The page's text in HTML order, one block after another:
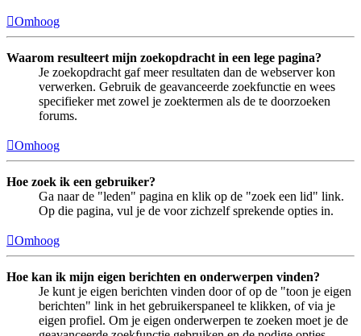
Omhoog
Waarom resulteert mijn zoekopdracht in een lege pagina?
Je zoekopdracht gaf meer resultaten dan de webserver kon
verwerken. Gebruik de geavanceerde zoekfunctie en wees
specifieker met zowel je zoektermen als de te doorzoeken
forums.
Omhoog
Hoe zoek ik een gebruiker?
Ga naar de "leden" pagina en klik op de "zoek een lid" link.
Op die pagina, vul je de voor zichzelf sprekende opties in.
Omhoog
Hoe kan ik mijn eigen berichten en onderwerpen vinden?
Je kunt je eigen berichten vinden door of op de "toon je eigen
berichten" link in het gebruikerspaneel te klikken, of via je
eigen profiel. Om je eigen onderwerpen te zoeken moet je de